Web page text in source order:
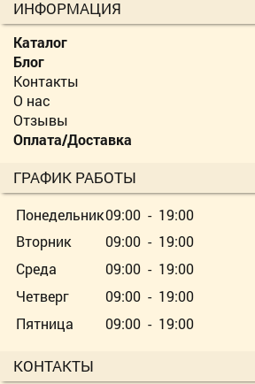
ИНФОРМАЦИЯ
Каталог
Блог
Контакты
О нас
Отзывы
Оплата/Доставка
ГРАФИК РАБОТЫ
Понедельник09:00 - 19:00
Вторник
09:00 - 19:00
Среда
09:00 - 19:00
Четверг
09:00 - 19:00
Пятница
09:00 - 19:00
КОНТАКТЫ